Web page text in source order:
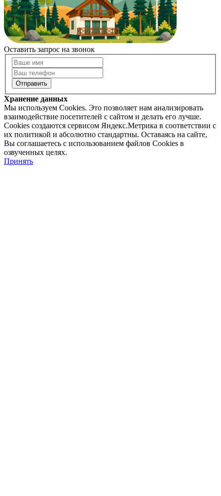
Оставить запрос на звонок
Хранение данных
Мы используем Cookies. Это позволяет нам анализировать
взаимодействие посетителей с сайтом и делать его лучше.
Cookies создаются сервисом Яндекс.Метрика в соответствии с
их политикой и абсолютно стандартны. Оставаясь на сайте,
Вы соглашаетесь с использованием файлов Cookies в
озвученных целях.
Принять